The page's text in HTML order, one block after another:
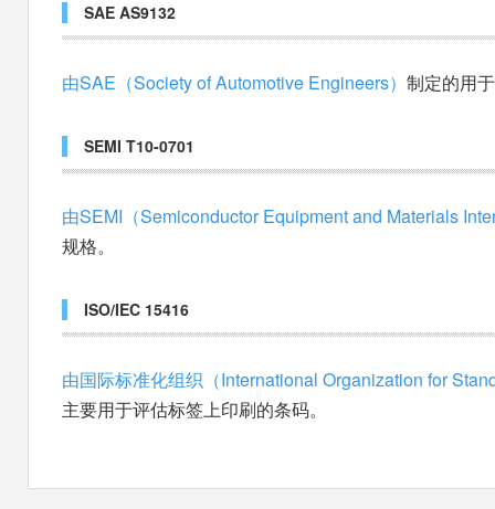
SAE AS9132
由SAE（Society of Automotive Engineers） 制定的用
SEMI T10-0701
由SEMI（Semiconductor Equipment and Materials
规格。
ISO/IEC 15416
由国际标准化组织（International Organization for
主要用于评估标签上印刷的条码。